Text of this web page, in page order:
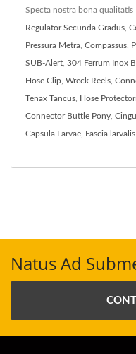
Specta nostra bona qualitatis
Regulator Secunda Gradus
Pressura Metra Compassus
SUB-Alert 304 Ferrum Inox
Hose Clip Wreck Reels
Tenax Tancus Hose
Connector Buttle Pony
Capsula Larvae Fascia larvalis
Natus Ad